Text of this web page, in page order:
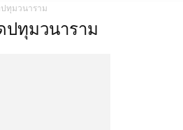
ปทุมวนาราม
ปทุมวนาราม